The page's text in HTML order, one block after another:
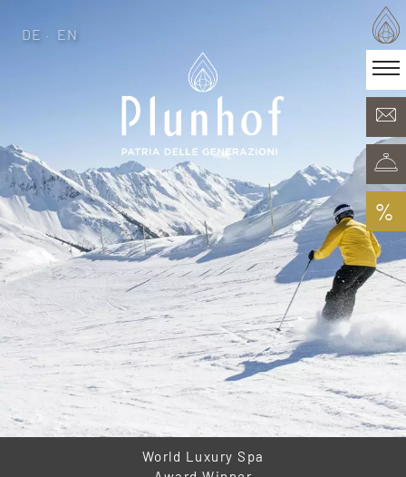
Patria delle generazioni
Camere & Offerte
Minera Acqua & Spa
Plunhof experiences
Esperienze nei dintorni
%
DE · EN
World Luxury Spa